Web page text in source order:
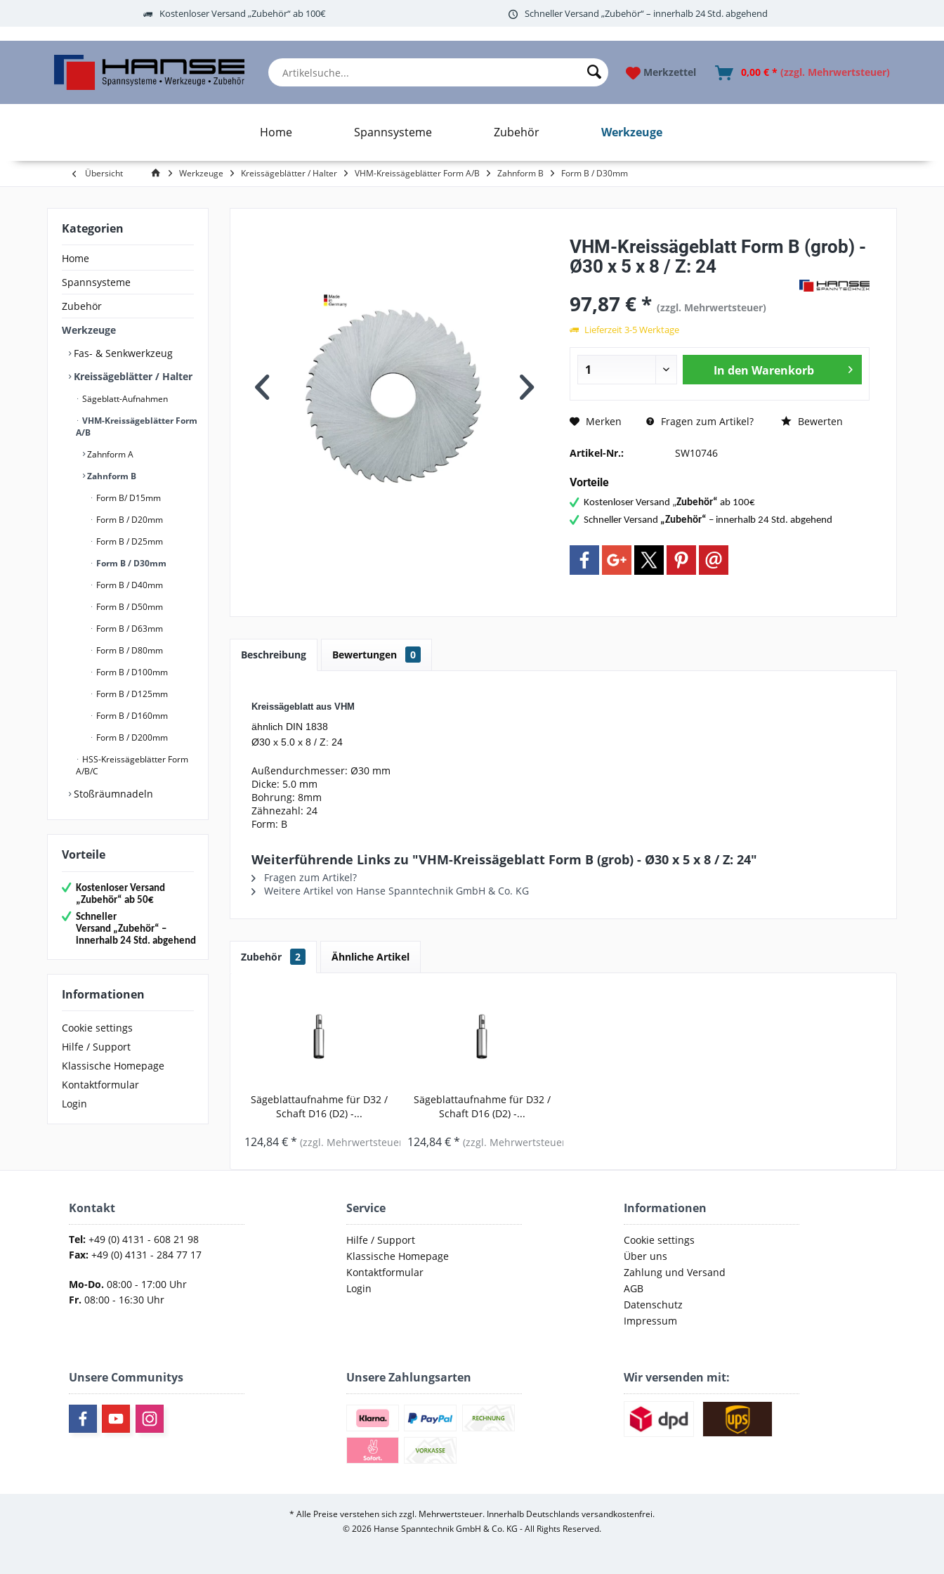
Kostenloser Versand „Zubehör“ ab 100€ Schneller Versand „Zubehör“ – innerhalb 24 Std. abgehend
Merkzettel 0,00 € * (zzgl. Mehrwertsteuer)
Home Spannsysteme Zubehör Werkzeuge
Übersicht Werkzeuge Kreissägeblätter / Halter VHM-Kreissägeblätter Form A/B Zahnform B Form B / D30mm
Kategorien
Home
Spannsysteme
Zubehör
Werkzeuge
Fas- & Senkwerkzeug
Kreissägeblätter / Halter
Sägeblatt-Aufnahmen
VHM-Kreissägeblätter Form
A/B
Zahnform A
Zahnform B
Form B/ D15mm
Form B / D20mm
Form B / D25mm
Form B / D30mm
Form B / D40mm
Form B / D50mm
Form B / D63mm
Form B / D80mm
Form B / D100mm
Form B / D125mm
Form B / D160mm
Form B / D200mm
HSS-Kreissägeblätter Form
A/B/C
Stoßräumnadeln
Vorteile
Kostenloser Versand
„Zubehör“ ab 50€
Schneller
Versand „Zubehör“ –
innerhalb 24 Std. abgehend
Informationen
Cookie settings
Hilfe / Support
Klassische Homepage
Kontaktformular
Login
VHM-Kreissägeblatt Form B (grob) -
Ø30 x 5 x 8 / Z: 24
97,87 € *(zzgl. Mehrwertsteuer)
Lieferzeit 3-5 Werktage
In den Warenkorb
Merken Fragen zum Artikel? Bewerten
Artikel-Nr.: SW10746
Vorteile
Kostenloser Versand „Zubehör“ ab 100€
Schneller Versand „Zubehör“ – innerhalb 24 Std. abgehend
Beschreibung Bewertungen 0
Kreissägeblatt aus VHM
ähnlich DIN 1838
Ø30 x 5.0 x 8 / Z: 24
Außendurchmesser: Ø30 mm
Dicke: 5.0 mm
Bohrung: 8mm
Zähnezahl: 24
Form: B
Weiterführende Links zu "VHM-Kreissägeblatt Form B (grob) - Ø30 x 5 x 8 / Z: 24"
Fragen zum Artikel?
Weitere Artikel von Hanse Spanntechnik GmbH & Co. KG
Zubehör 2 Ähnliche Artikel
Sägeblattaufnahme für D32 /
Schaft D16 (D2) -...
124,84 € *(zzgl. Mehrwertsteuer)
Sägeblattaufnahme für D32 /
Schaft D16 (D2) -...
124,84 € *(zzgl. Mehrwertsteuer)
Kontakt
Tel:+49 (0) 4131 - 608 21 98
Fax:+49 (0) 4131 - 284 77 17
Mo-Do.08:00 - 17:00 Uhr
Fr.08:00 - 16:30 Uhr
Service
Hilfe / Support
Klassische Homepage
Kontaktformular
Login
Informationen
Cookie settings
Über uns
Zahlung und Versand
AGB
Datenschutz
Impressum
Unsere Communitys Unsere Zahlungsarten Wir versenden mit:
* Alle Preise verstehen sich zzgl. Mehrwertsteuer. Innerhalb Deutschlands versandkostenfrei.
© 2026 Hanse Spanntechnik GmbH & Co. KG - All Rights Reserved.